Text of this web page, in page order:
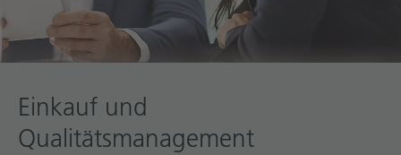
Einkauf und
Qualitätsmanagement